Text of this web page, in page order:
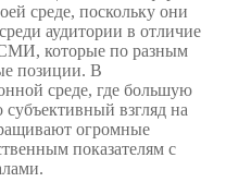
среде, поскольку они
аудитории в отличие
которые по разным
позиции. В
среде, где большую
субъективный взгляд на
огромные
показателям с